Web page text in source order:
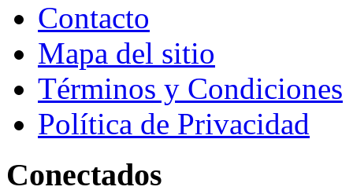
Contacto
Mapa del sitio
Términos y Condiciones
Política de Privacidad
Conectados